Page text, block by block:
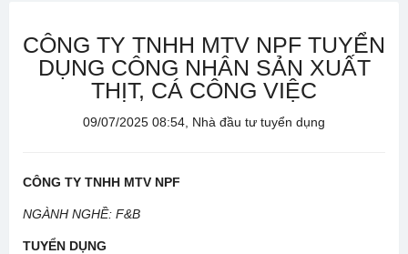
CÔNG TY TNHH MTV NPF TUYỂN
DỤNG CÔNG NHÂN SẢN XUẤT
THỊT, CÁ CÔNG VIỆC
09/07/2025 08:54, Nhà đầu tư tuyển dụng
CÔNG TY TNHH MTV NPF
NGÀNH NGHỀ: F&B
TUYỂN DỤNG